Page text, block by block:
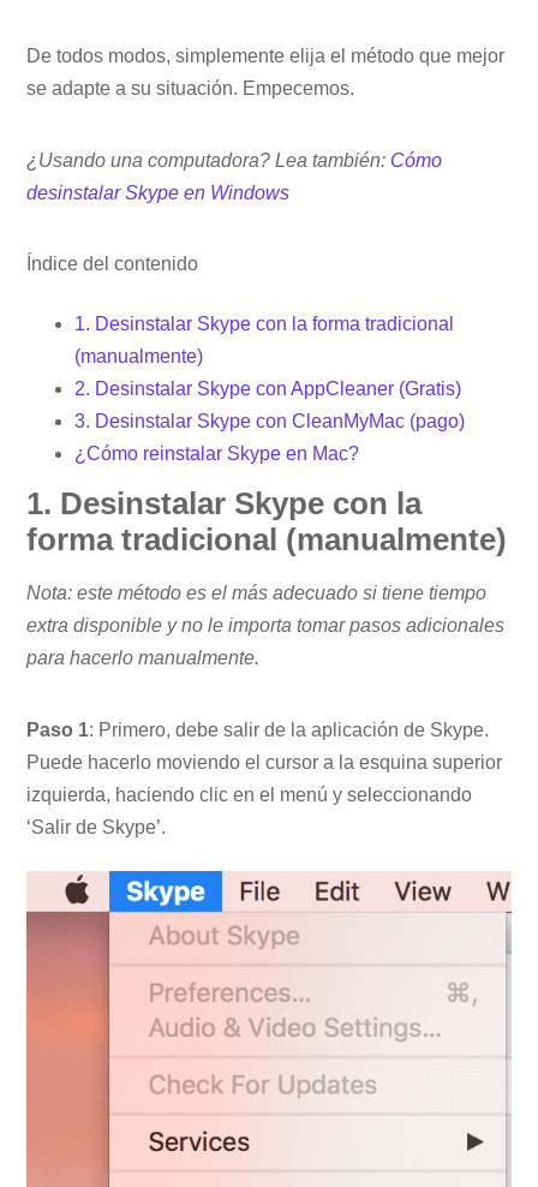
De todos modos, simplemente elija el método que mejor
se adapte a su situación. Empecemos.
¿Usando una computadora? Lea también: Cómo
desinstalar Skype en Windows
Índice del contenido
1. Desinstalar Skype con la forma tradicional
(manualmente)
2. Desinstalar Skype con AppCleaner (Gratis)
3. Desinstalar Skype con CleanMyMac (pago)
¿Cómo reinstalar Skype en Mac?
1. Desinstalar Skype con la
forma tradicional (manualmente)
Nota: este método es el más adecuado si tiene tiempo
extra disponible y no le importa tomar pasos adicionales
para hacerlo manualmente.
Paso 1: Primero, debe salir de la aplicación de Skype.
Puede hacerlo moviendo el cursor a la esquina superior
izquierda, haciendo clic en el menú y seleccionando
‘Salir de Skype’.